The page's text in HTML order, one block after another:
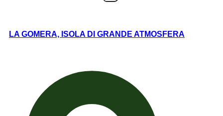
LA GOMERA, ISOLA DI GRANDE ATMOSFERA